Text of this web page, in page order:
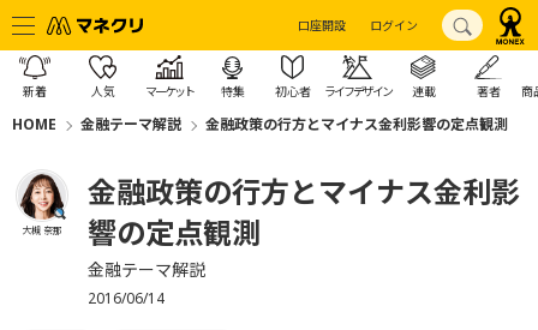
口座開設 ログイン
新着 人気 マーケット 特集 初心者 ライフデザイン 連載 著者 商
HOME 金融テーマ解説 金融政策の行方とマイナス金利影響の定点観測
大槻 奈那
金融政策の行方とマイナス金利影
響の定点観測
金融テーマ解説
2016/06/14